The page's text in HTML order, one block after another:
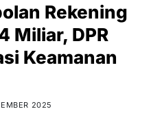
Rekening
Miliar, DPR
Keamanan
2025